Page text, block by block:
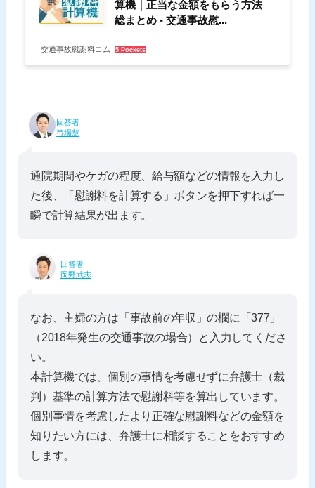
算機｜正当な金額をもらう方法
総まとめ - 交通事故慰...
交通事故慰謝料コム 5 Pockets
回答者
弓場慧
通院期間やケガの程度、給与額などの情報を入力し
た後、「慰謝料を計算する」ボタンを押下すれば一
瞬で計算結果が出ます。
回答者
岡野武志
なお、主婦の方は「事故前の年収」の欄に「377」
（2018年発生の交通事故の場合）と入力してくださ
い。
本計算機では、個別の事情を考慮せずに弁護士（裁
判）基準の計算方法で慰謝料等を算出しています。
個別事情を考慮したより正確な慰謝料などの金額を
知りたい方には、弁護士に相談することをおすすめ
します。